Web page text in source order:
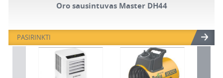
Oro sausintuvas Master DH44
PASIRINKTI